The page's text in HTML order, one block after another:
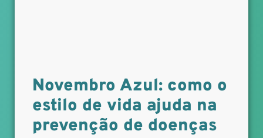
Novembro Azul: como o
estilo de vida ajuda na
prevenção de doenças